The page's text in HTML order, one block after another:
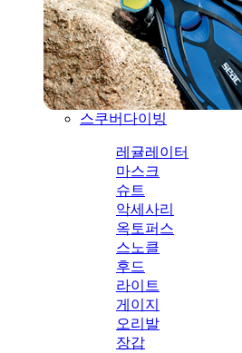
스쿠버다이빙
레귤레이터
마스크
슈트
악세사리
옥토퍼스
스노클
후드
라이트
게이지
오리발
장갑